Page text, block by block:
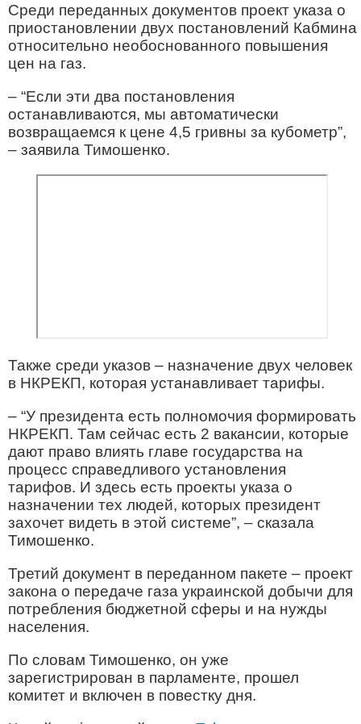
Среди переданных документов проект указа о
приостановлении двух постановлений Кабмина
относительно необоснованного повышения
цен на газ.
– “Если эти два постановления
останавливаются, мы автоматически
возвращаемся к цене 4,5 гривны за кубометр”,
– заявила Тимошенко.
Также среди указов – назначение двух человек
в НКРЕКП, которая устанавливает тарифы.
– “У президента есть полномочия формировать
НКРЕКП. Там сейчас есть 2 вакансии, которые
дают право влиять главе государства на
процесс справедливого установления
тарифов. И здесь есть проекты указа о
назначении тех людей, которых президент
захочет видеть в этой системе”, – сказала
Тимошенко.
Третий документ в переданном пакете – проект
закона о передаче газа украинской добычи для
потребления бюджетной сферы и на нужды
населения.
По словам Тимошенко, он уже
зарегистрирован в парламенте, прошел
комитет и включен в повестку дня.